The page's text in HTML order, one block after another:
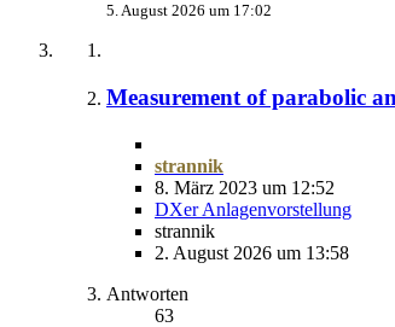
5. August 2026 um 17:02
Measurement of parabolic
strannik
8. März 2023 um 12:52
DXer Anlagenvorstellung
strannik
2. August 2026 um 13:58
Antworten
63